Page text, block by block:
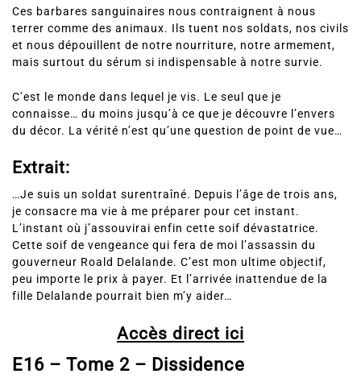
Ces barbares sanguinaires nous contraignent à nous
terrer comme des animaux. Ils tuent nos soldats, nos civils
et nous dépouillent de notre nourriture, notre armement,
mais surtout du sérum si indispensable à notre survie.
C’est le monde dans lequel je vis. Le seul que je
connaisse… du moins jusqu’à ce que je découvre l’envers
du décor. La vérité n’est qu’une question de point de vue…
Extrait:
…Je suis un soldat surentraîné. Depuis l’âge de trois ans,
je consacre ma vie à me préparer pour cet instant.
L’instant où j’assouvirai enfin cette soif dévastatrice.
Cette soif de vengeance qui fera de moi l’assassin du
gouverneur Roald Delalande. C’est mon ultime objectif,
peu importe le prix à payer. Et l’arrivée inattendue de la
fille Delalande pourrait bien m’y aider…
Accès direct ici
E16 – Tome 2 – Dissidence